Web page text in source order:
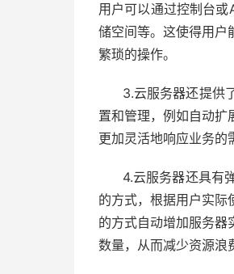
用户可以通过控制台
储空间等。这使得用户
繁琐的操作。
3.云服务器还提供
置和管理，例如自动扩
更加灵活地响应业务的
4.云服务器还具有
的方式，根据用户实际
的方式自动增加服务器
数量，从而减少资源浪